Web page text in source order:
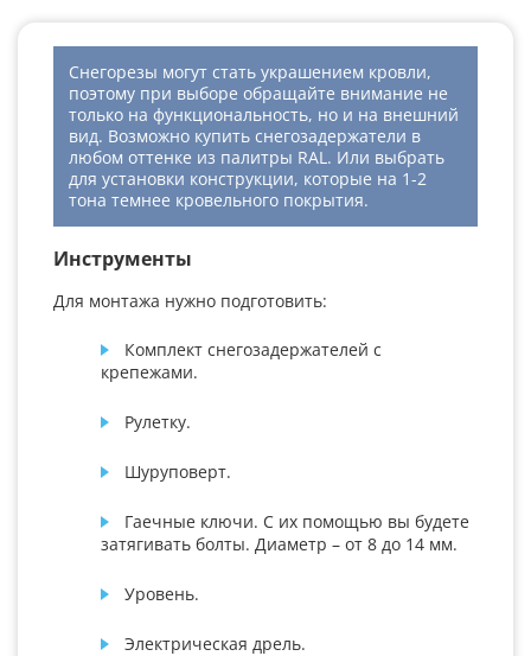
Снегорезы могут стать украшением кровли,
поэтому при выборе обращайте внимание не
только на функциональность, но и на внешний
вид. Возможно купить снегозадержатели в
любом оттенке из палитры RAL. Или выбрать
для установки конструкции, которые на 1-2
тона темнее кровельного покрытия.
Инструменты
Для монтажа нужно подготовить:
Комплект снегозадержателей с
крепежами.
Рулетку.
Шуруповерт.
Гаечные ключи. С их помощью вы будете
затягивать болты. Диаметр – от 8 до 14 мм.
Уровень.
Электрическая дрель.